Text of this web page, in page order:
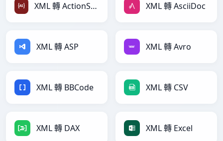
XML 轉 ActionScript XML 轉 AsciiDoc
XML 轉 ASP XML 轉 Avro
XML 轉 BBCode XML 轉 CSV
XML 轉 DAX XML 轉 Excel